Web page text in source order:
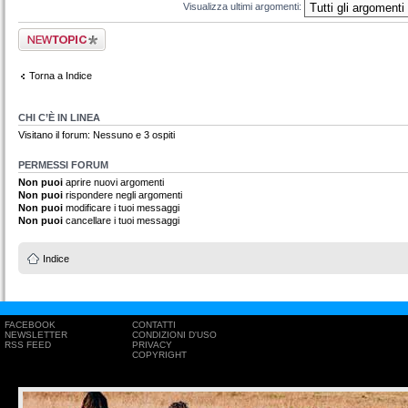
Visualizza ultimi argomenti:
Scrivi un nuovo
argomento
Torna a Indice
CHI C’È IN LINEA
Visitano il forum: Nessuno e 3 ospiti
PERMESSI FORUM
Non puoi aprire nuovi argomenti
Non puoi rispondere negli argomenti
Non puoi modificare i tuoi messaggi
Non puoi cancellare i tuoi messaggi
Indice
FACEBOOK
NEWSLETTER
RSS FEED
CONTATTI
CONDIZIONI D'USO
PRIVACY
COPYRIGHT